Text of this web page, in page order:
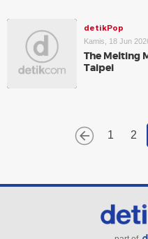
detikPop
Kamis, 18 Jun
The Melting
Taipei
1 2